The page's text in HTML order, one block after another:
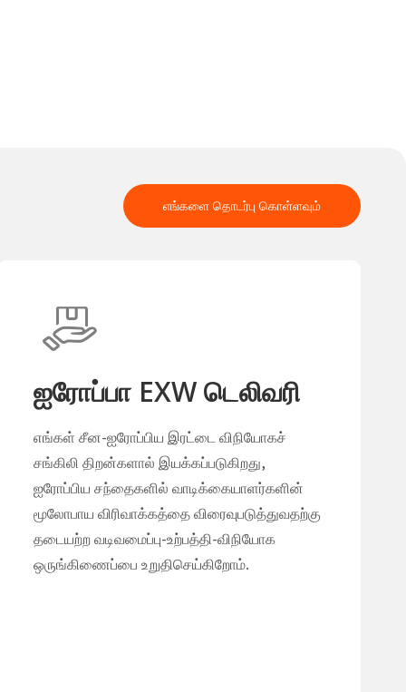
எங்களை தொடர்பு கொள்ளவும்
ஐரோப்பா EXW டெலிவரி
எங்கள் சீன-ஐரோப்பிய இரட்டை விநியோகச்
சங்கிலி திறன்களால் இயக்கப்படுகிறது,
ஐரோப்பிய சந்தைகளில் வாடிக்கையாளர்களின்
மூலோபாய விரிவாக்கத்தை விரைவுபடுத்துவதற்கு
தடையற்ற வடிவமைப்பு-உற்பத்தி-விநியோக
ஒருங்கிணைப்பை உறுதிசெய்கிறோம்.